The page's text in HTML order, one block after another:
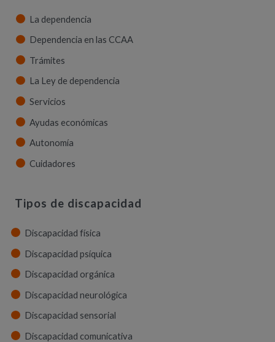
La dependencia
Dependencia en las CCAA
Trámites
La Ley de dependencia
Servicios
Ayudas económicas
Autonomía
Cuidadores
Tipos de discapacidad
Discapacidad física
Discapacidad psíquica
Discapacidad orgánica
Discapacidad neurológica
Discapacidad sensorial
Discapacidad comunicativa